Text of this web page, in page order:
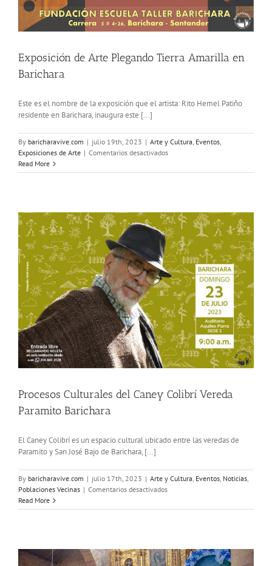
Exposición de Arte Plegando Tierra Amarilla en
Barichara
Este es el nombre de la exposición que el artista: Rito Hemel Patiño
residente en Barichara, inaugura este [...]
By baricharavive.com | julio 19th, 2023 | Arte y Cultura Eventos
Exposiciones de Arte | Comentarios desactivadosen
de
Amarilla
en
Barichara
Read More
Procesos Culturales del Caney Colibrí Vereda
Paramito Barichara
El Caney Colibrí es un espacio cultural ubicado entre las veredas de
Paramito y San José Bajo de Barichara, [...]
By baricharavive.com | julio 17th, 2023 | Arte y Cultura, Eventos, Noticias,
Poblaciones Vecinas | Comentarios desactivadosen
Culturales
Vereda
Read More